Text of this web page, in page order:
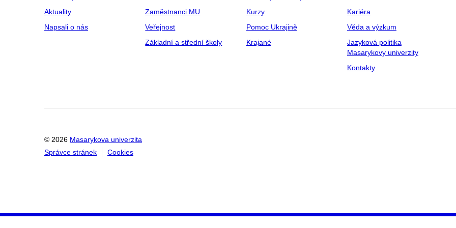
Aktuality
Napsali o nás
Zaměstnanci MU
Veřejnost
Základní a střední školy
Kurzy
Pomoc Ukrajině
Krajané
Kariéra
Věda a výzkum
Jazyková politika
Masarykovy univerzity
Kontakty
© 2026 Masarykova univerzita
Správce stránek
Cookies